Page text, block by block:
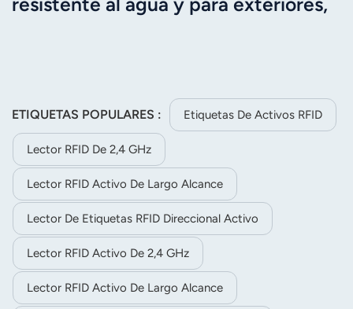
resistente al agua y para exteriores,
ETIQUETAS POPULARES : Etiquetas De Activos RFID
Lector RFID De 2,4 GHz
Lector RFID Activo De Largo Alcance
Lector De Etiquetas RFID Direccional Activo
Lector RFID Activo De 2,4 GHz
Lector RFID Activo De Largo Alcance